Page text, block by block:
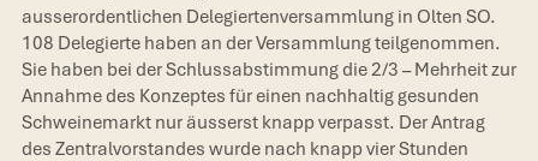
ausserordentlichen Delegiertenversammlung in Olten SO.
108 Delegierte haben an der Versammlung teilgenommen.
Sie haben bei der Schlussabstimmung die 2/3 – Mehrheit zur
Annahme des Konzeptes für einen nachhaltig gesunden
Schweinemarkt nur äusserst knapp verpasst. Der Antrag
des Zentralvorstandes wurde nach knapp vier Stunden